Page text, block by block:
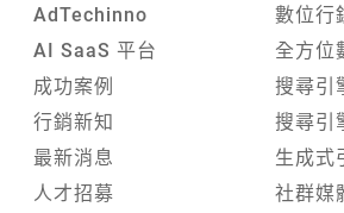
AdTechinno
AI SaaS 平台
成功案例
行銷新知
最新消息
人才招募
數位行
全方位
搜尋引
搜尋引
生成式
社群媒